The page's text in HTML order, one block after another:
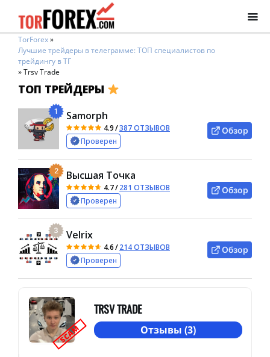
TorForex»
Лучшие трейдеры в телеграмме: ТОП специалистов по
трейдингу в ТГ
»Trsv Trade
ТОП ТРЕЙДЕРЫ
1 Samorph
4.9/387 ОТЗЫВОВ
Проверен
Обзор
2 Высшая Точка
4.7/281 ОТЗЫВОВ
Проверен
Обзор
3 Velrix
4.6/214 ОТЗЫВОВ
Проверен
Обзор
SCAM
TRSV TRADE
Отзывы (3)